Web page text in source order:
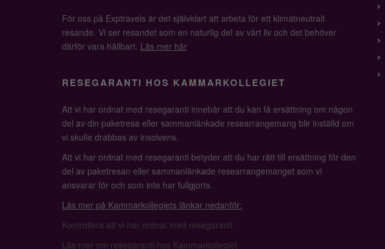
För oss på Exptravels är det självklart att arbeta för ett klimatneutralt
resande. Vi ser resandet som en naturlig del av vårt liv och det behöver
därför vara hållbart. Läs mer här
RESEGARANTI HOS KAMMARKOLLEGIET
Att vi har ordnat med resegaranti innebär att du kan få ersättning om någon
del av din paketresa eller sammanlänkade researrangemang blir inställd om
vi skulle drabbas av insolvens.
Att vi har ordnat med resegaranti betyder att du har rätt till ersättning för den
del av paketresan eller sammanlänkade researrangemanget som vi
ansvarar för och som inte har fullgjorts.
Läs mer på Kammarkollegiets länkar nedanför:
Kontrollera att vi har ordnat med resegaranti
Läs mer om resegaranti hos Kammarkollegiet